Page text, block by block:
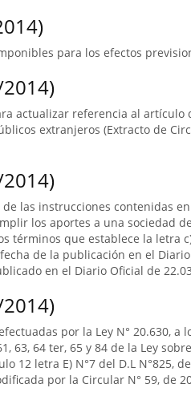
para los efectos
actualizar referencia al artículo
extranjeros (Extracto de
las instrucciones contenidas
los aportes a una sociedad
términos que establece la letra
de la publicación en el
en el Diario Oficial de
por la Ley N° 20.630, a
63, 64 ter, 65 y 84 de la Ley
12 letra E) N°7 del D.L N°825,
por la Circular N° 59, de